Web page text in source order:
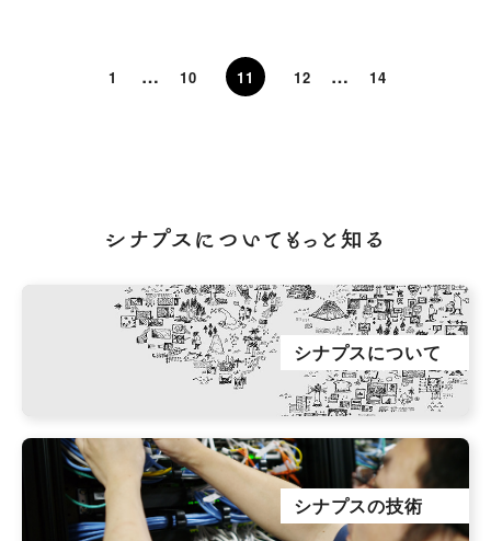
1 … 10 11 12 … 14
シナプスについてもっと知る
シナプスについて
シナプスの技術
サービス紹介
シナプス技術者ブログ
シナプスの仕事と
スタッフブログ
採用情報
採用エントリー
会社情報
会社概要
アクセス
沿革
お知らせ
公式Twitter
公式Facebook